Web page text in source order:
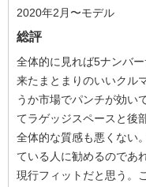
2020年2月〜モデル
総評
全体的に見れば5ナンバ
来たまとまりのいいクル
うか市場でパンチが効い
てラゲッジスペースと後
全体的な質感も悪くない
ている人に勧めるのであ
現行フィットだと思う。